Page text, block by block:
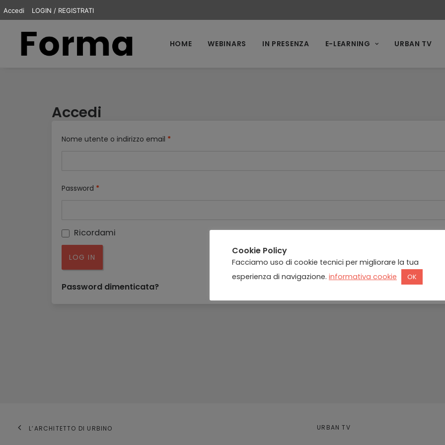
Accedi LOGIN / REGISTRATI
HOME WEBINARS IN PRESENZA E-LEARNING URBAN TV
Accedi
Nome utente o indirizzo email *
Password *
Ricordami
LOG IN
Password dimenticata?
L’ARCHITETTO DI URBINO URBAN TV
Cookie Policy
Facciamo uso di cookie tecnici per migliorare la tua
esperienza di navigazione. informativa cookie OK